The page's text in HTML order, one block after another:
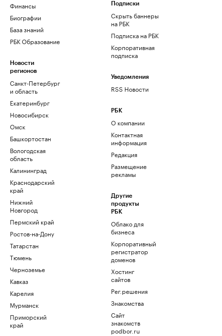
Финансы
Биографии
База знаний
РБК Образование
Новости
регионов
Санкт-Петербург
и область
Екатеринбург
Новосибирск
Омск
Башкортостан
Вологодская
область
Калининград
Краснодарский
край
Нижний
Новгород
Пермский край
Ростов-на-Дону
Татарстан
Тюмень
Черноземье
Кавказ
Карелия
Мурманск
Приморский
край
Подписки
Скрыть баннеры
на РБК
Подписка на РБК
Корпоративная
подписка
Уведомления
RSS Новости
РБК
О компании
Контактная
информация
Редакция
Размещение
рекламы
Другие
продукты
РБК
Облако для
бизнеса
Корпоративный
регистратор
доменов
Хостинг
сайтов
Рег.решения
Знакомства
Сайт
знакомств
podbor.ru